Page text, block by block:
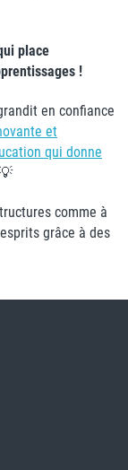
place
!
en confiance
et
qui donne
comme à
grâce à des